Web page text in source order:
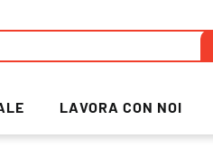
LAVORA CON NOI